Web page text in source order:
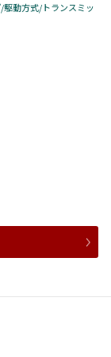
/駆動方式/トランスミッ